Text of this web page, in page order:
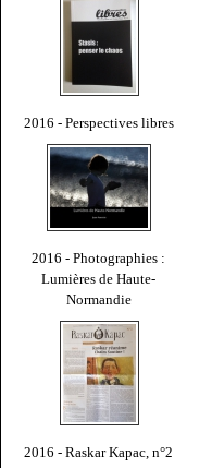
2016 - Perspectives libres
2016 - Photographies :
Lumières de Haute-
Normandie
2016 - Raskar Kapac, n°2